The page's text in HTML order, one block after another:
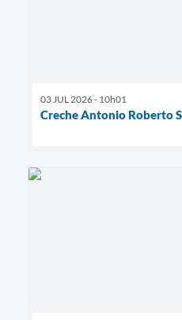
03 JUL 2026 - 10h01
Creche Antonio Roberto